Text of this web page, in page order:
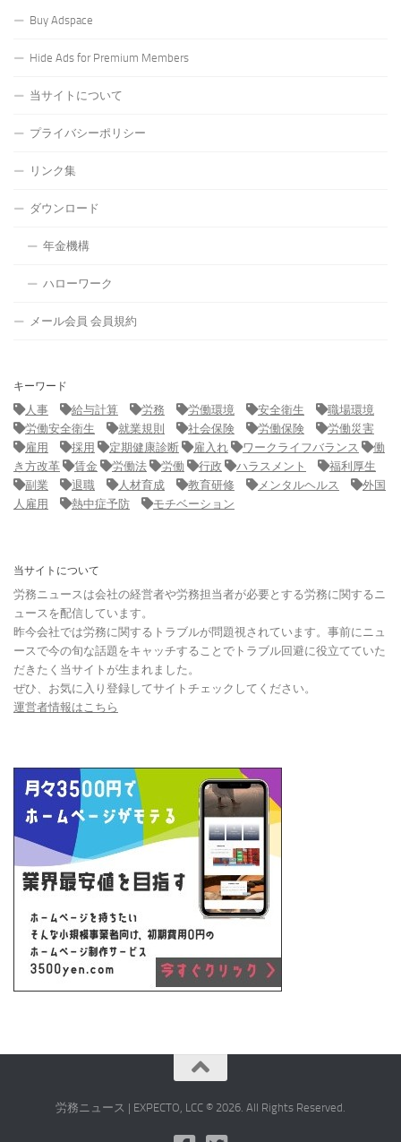
Buy Adspace
Hide Ads for Premium Members
当サイトについて
プライバシーポリシー
リンク集
ダウンロード
年金機構
ハローワーク
メール会員 会員規約
キーワード
人事
給与計算 労務 労働環境 安全衛生
職場環境
労働安全衛生
就業規則 社会保険 労働保険
労働災害
雇用
採用 定期健康診断 雇入れ ワークライフバランス
働
き方改革
賃金 労働法 労働 行政 ハラスメント
福利厚生
副業
退職 人材育成 教育研修 メンタルヘルス
外国
人雇用
熱中症予防 モチベーション
当サイトについて
労務ニュースは会社の経営者や労務担当者が必要とする労務に関するニ
ュースを配信しています。
昨今会社では労務に関するトラブルが問題視されています。事前にニュ
ースで今の旬な話題をキャッチすることでトラブル回避に役立てていた
だきたく当サイトが生まれました。
ぜひ、お気に入り登録してサイトチェックしてください。
運営者情報はこちら
労務ニュース | EXPECTO, LCC © 2026. All Rights Reserved.